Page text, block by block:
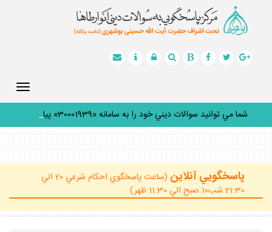
شما مي توانيد سوالات ديني خود را به سامانه «30001939» پيامك
پاسخگويي آنلاين
(ساعت پاسخگوي احكام شرعي 20 الي
21:30 شب10 صبح الي 11:30 ظهر)